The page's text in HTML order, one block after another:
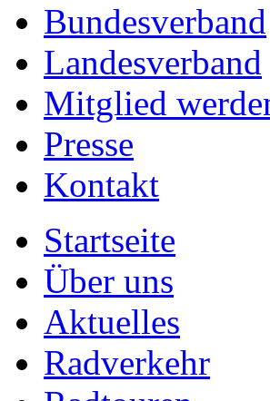
Bundesverband
Landesverband
Mitglied
Presse
Kontakt
Startseite
Über uns
Aktuelles
Radverkehr